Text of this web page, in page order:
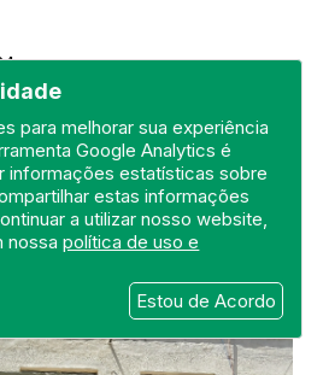
para melhorar sua experiência
Google Analytics é
informações estatísticas sobre
estas informações
a utilizar nosso website,
nossapolítica de uso e
Estou de Acordo
DEFIS
DA FAMÍLIA